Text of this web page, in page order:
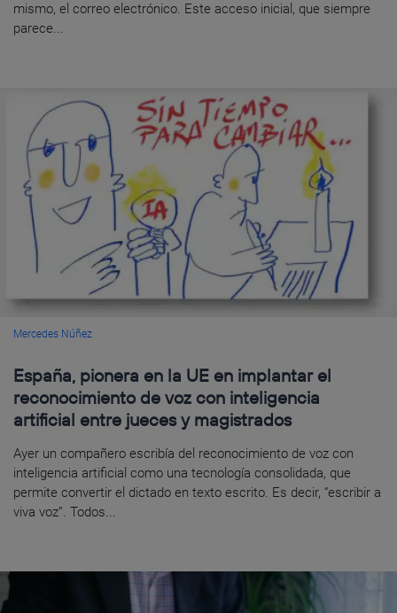
mismo, el correo electrónico. Este acceso inicial, que siempre
parece...
Mercedes Núñez
España, pionera en la UE en implantar el
reconocimiento de voz con inteligencia
artificial entre jueces y magistrados
Ayer un compañero escribía del reconocimiento de voz con
inteligencia artificial como una tecnología consolidada, que
permite convertir el dictado en texto escrito. Es decir, “escribir a
viva voz”. Todos...